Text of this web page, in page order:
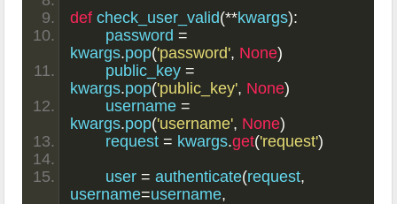
def check_user_valid(**kwargs):
	password
=
kwargs.pop('password', None)
	public_key
=
kwargs.pop('public_key', None)
	username
=
kwargs.pop('username', None)
	request
= kwargs.get('request')
	user
= authenticate(request,
username=username,